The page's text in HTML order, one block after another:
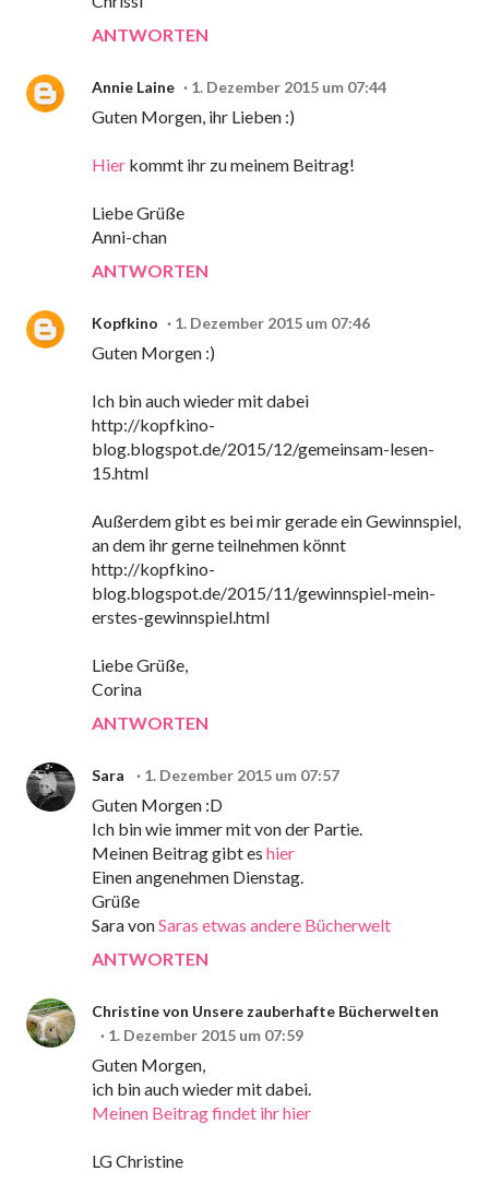
ANTWORTEN
Annie Laine 1. Dezember 2015 um 07:44
Guten Morgen, ihr Lieben :)
Hier kommt ihr zu meinem Beitrag!
Liebe Grüße
Anni-chan
ANTWORTEN
Kopfkino 1. Dezember 2015 um 07:46
Guten Morgen :)
Ich bin auch wieder mit dabei
http://kopfkino-
blog.blogspot.de/2015/12/gemeinsam-lesen-
15.html
Außerdem gibt es bei mir gerade ein Gewinnspiel,
an dem ihr gerne teilnehmen könnt
http://kopfkino-
blog.blogspot.de/2015/11/gewinnspiel-mein-
erstes-gewinnspiel.html
Liebe Grüße,
Corina
ANTWORTEN
Sara 1. Dezember 2015 um 07:57
Guten Morgen :D
Ich bin wie immer mit von der Partie.
Meinen Beitrag gibt es hier
Einen angenehmen Dienstag.
Grüße
Sara vonSaras etwas andere Bücherwelt
ANTWORTEN
Christine von Unsere zauberhafte Bücherwelten
1. Dezember 2015 um 07:59
Guten Morgen,
ich bin auch wieder mit dabei.
Meinen Beitrag findet ihr hier
LG Christine